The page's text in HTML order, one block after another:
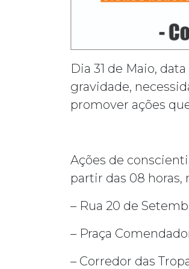
Dia 31 de Maio,
gravidade,
promover ações
Ações de
partir das 08 horas,
– Rua 20 de
– Praça
– Corredor das